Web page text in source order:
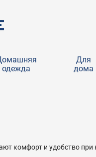
одежда
Для
дома
комфорт и удобство